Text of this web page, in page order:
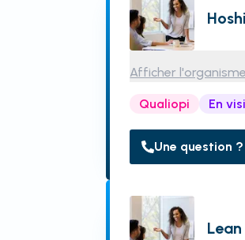
Afficher
Qualiopi En
Une question